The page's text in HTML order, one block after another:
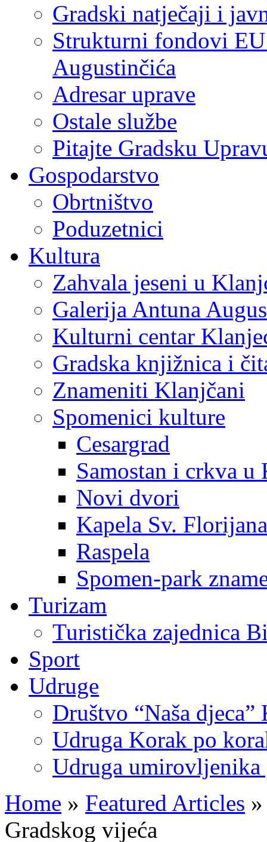
Gradski natječaji i
Strukturni fondovi
Augustinčića
Adresar uprave
Ostale službe
Pitajte Gradsku
Gospodarstvo
Obrtništvo
Poduzetnici
Kultura
Zahvala jeseni u
Galerija Antuna
Kulturni centar
Gradska knjižnica i
Znameniti Klanjčani
Spomenici kulture
Cesargrad
Samostan i crkva u
Novi dvori
Kapela Sv. Florijana
Raspela
Spomen-park
Turizam
Turistička zajednica
Sport
Udruge
Društvo “Naša djeca”
Udruga Korak po
Udruga umirovljenika
Home » Featured Articles »
Gradskog vijeća